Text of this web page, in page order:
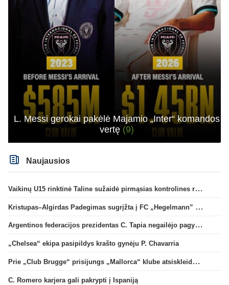
L. Messi gerokai pakėlė Majamio „Inter“ komandos
vertę (9)
Naujausios
Vaikinų U15 rinktinė Taline sužaidė pirmąsias kontrolines rungtynes
Kristupas–Algirdas Padegimas sugrįžta į FC „Hegelmann” B sudėtį
Argentinos federacijos prezidentas C. Tapia negailėjo pagyrų G. Infantino
„Chelsea“ ekipa pasipildys krašto gynėju P. Chavarria
Prie „Club Brugge“ prisijungs „Mallorca“ klube atsiskleidęs J. Virgili
C. Romero karjera gali pakrypti į Ispaniją